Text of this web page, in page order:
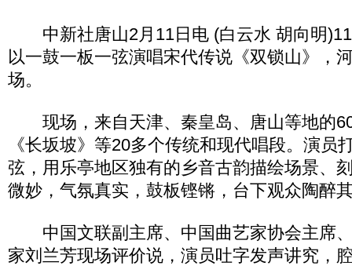
中新社唐山2月11日电 (白云水 胡向明)11
以一鼓一板一弦演唱宋代传说《双锁山》，
场。
现场，来自天津、秦皇岛、唐山等地的
《长坂坡》等20多个传统和现代唱段。演员
弦，用乐亭地区独有的乡音古韵描绘场景、
微妙，气氛真实，鼓板铿锵，台下观众陶醉
中国文联副主席、中国曲艺家协会主席
家刘兰芳现场评价说，演员吐字发声讲究，